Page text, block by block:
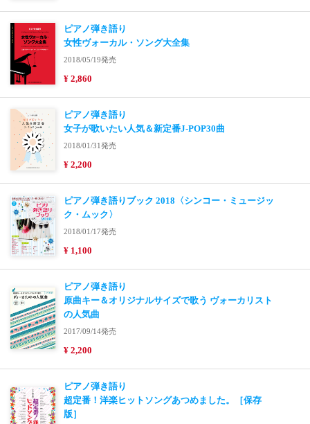
ピアノ弾き語り
女性ヴォーカル・ソング大全集
2018/05/19発売
¥ 2,860
ピアノ弾き語り
女子が歌いたい人気＆新定番J-POP30曲
2018/01/31発売
¥ 2,200
ピアノ弾き語りブック 2018〈シンコー・ミュージッ
ク・ムック〉
2018/01/17発売
¥ 1,100
ピアノ弾き語り
原曲キー＆オリジナルサイズで歌う ヴォーカリスト
の人気曲
2017/09/14発売
¥ 2,200
ピアノ弾き語り
超定番！洋楽ヒットソングあつめました。［保存
版］